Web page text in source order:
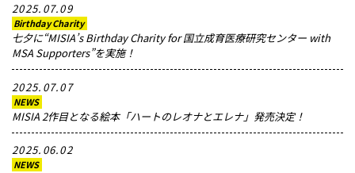
2025.07.09
Birthday Charity
七夕に“MISIA’s Birthday Charity for 国立成育医療研究センター with
MSA Supporters”を実施！
2025.07.07
NEWS
MISIA 2作目となる絵本「ハートのレオナとエレナ」発売決定！
2025.06.02
NEWS